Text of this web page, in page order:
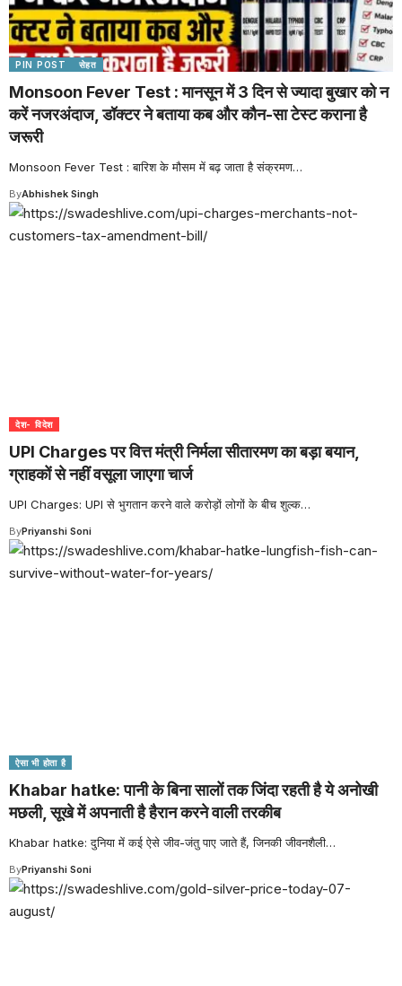
PIN POST सेहत
Monsoon Fever Test : मानसून में 3 दिन से ज्यादा बुखार को न
करें नजरअंदाज, डॉक्टर ने बताया कब और कौन-सा टेस्ट कराना है
जरूरी
Monsoon Fever Test : बारिश के मौसम में बढ़ जाता है संक्रमण…
ByAbhishek Singh
देश- विदेश
UPI Charges पर वित्त मंत्री निर्मला सीतारमण का बड़ा बयान,
ग्राहकों से नहीं वसूला जाएगा चार्ज
UPI Charges: UPI से भुगतान करने वाले करोड़ों लोगों के बीच शुल्क…
ByPriyanshi Soni
ऐसा भी होता है
Khabar hatke: पानी के बिना सालों तक जिंदा रहती है ये अनोखी
मछली, सूखे में अपनाती है हैरान करने वाली तरकीब
Khabar hatke: दुनिया में कई ऐसे जीव-जंतु पाए जाते हैं, जिनकी जीवनशैली…
ByPriyanshi Soni